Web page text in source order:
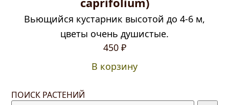
Вьющийся кустарник высотой до 4-6 м,
цветы очень душистые.
450 ₽
В корзину
ПОИСК РАСТЕНИЙ